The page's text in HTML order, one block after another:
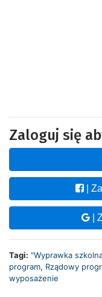
Zaloguj się
|
|
Tagi: "Wyprawka
program, Rządowy
wyposażenie